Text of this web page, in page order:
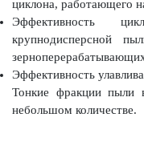
циклона, работающего
Эффективность
кpyпнодисперсной
Эффективность
Тонкие фракции пыли
небольшом количестве.